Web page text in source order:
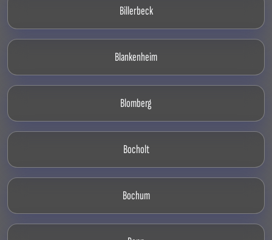
Billerbeck
Blankenheim
Blomberg
Bocholt
Bochum